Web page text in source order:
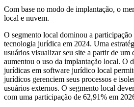
Com base no modo de implantação, o
local e nuvem.
O segmento local dominou a participação
tecnologia jurídica em 2024. Uma
usuários visualizar seu site a partir de um
aumentou o uso da implantação local. O
jurídicas em software jurídico local
jurídicos gerenciem seus processos e
usuários externos. O segmento local
com uma participação de 62,91% em